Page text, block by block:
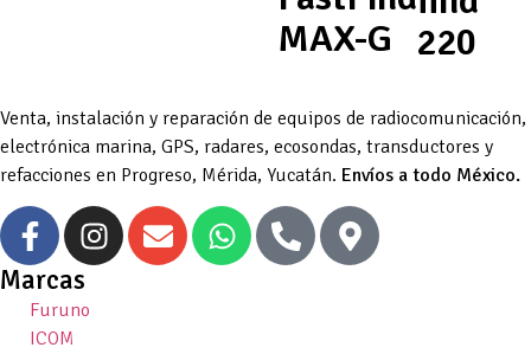
MAX-G
220
Venta, instalación y reparación de equipos de radiocomunicación,
electrónica marina, GPS, radares, ecosondas, transductores y
refacciones en Progreso, Mérida, Yucatán. Envíos a todo México.
Marcas
Furuno
ICOM